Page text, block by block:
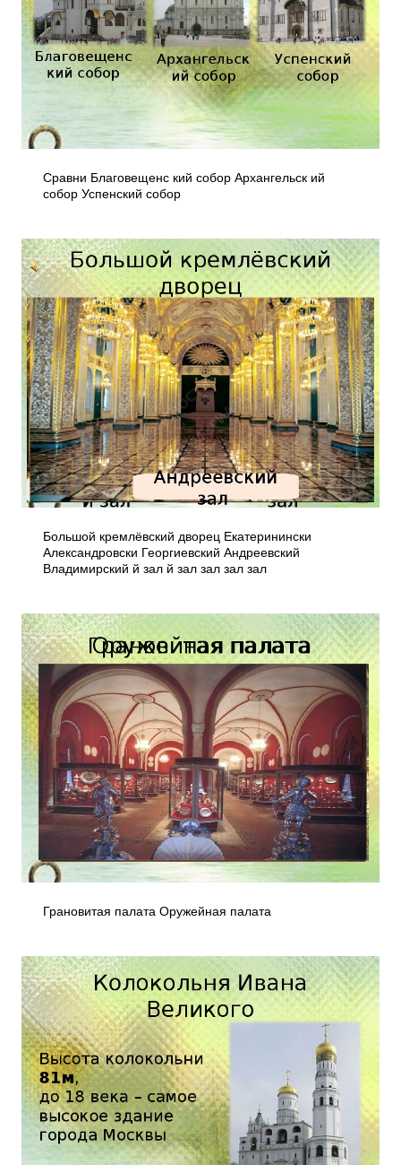
Сравни Благовещенс кий собор Архангельск ий
собор Успенский собор
Большой кремлёвский дворец Екатеринински
Александровски Георгиевский Андреевский
Владимирский й зал й зал зал зал зал
Грановитая палата Оружейная палата